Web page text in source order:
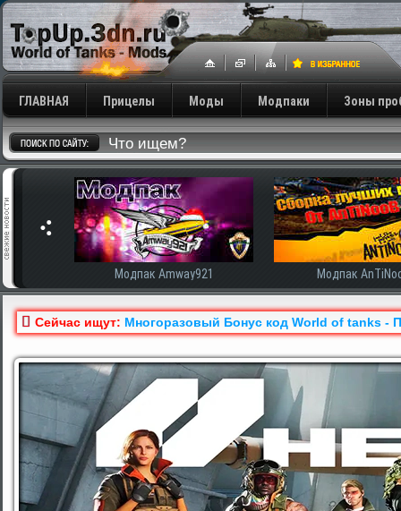
ГЛАВНАЯ Прицелы Моды Модпаки Зоны
Модпак Amway921 Модпак
Сейчас ищут: Многоразовый Бонус код World of tanks -